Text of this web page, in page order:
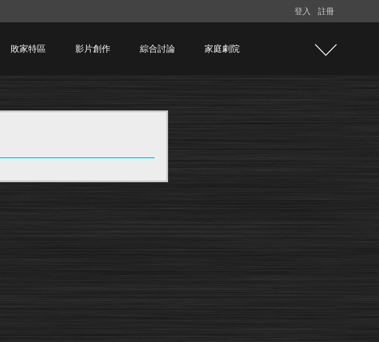
登入 註冊
敗家特區 影片創作 綜合討論 家庭劇院